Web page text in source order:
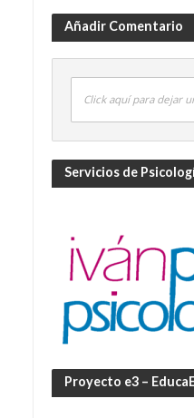
Añadir Comentario
Click aquí para dejar
Servicios de
Proyecto e3 –